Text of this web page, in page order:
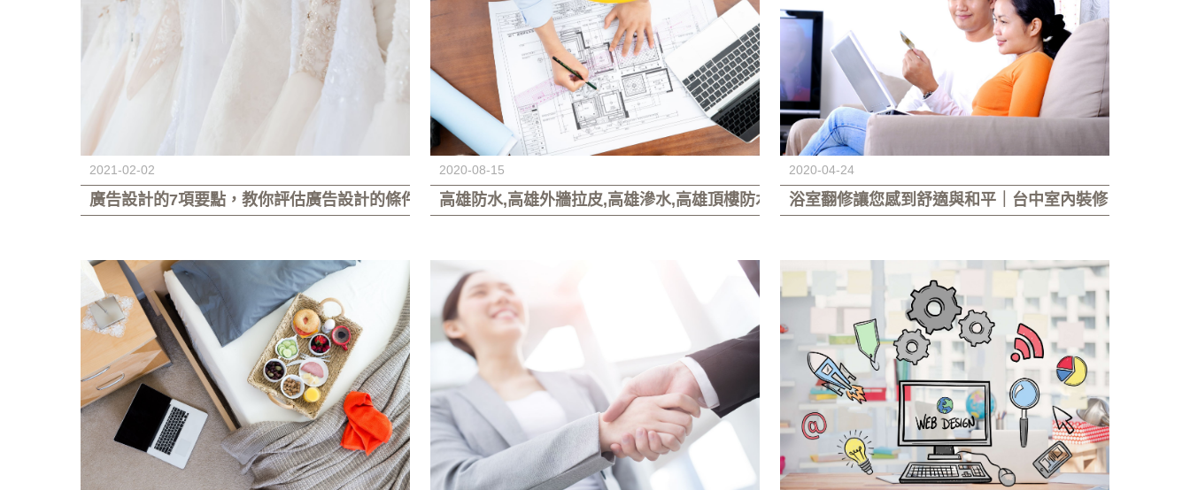
2021-02-02
廣告設計的7項要點，教你評估廣告設計的條件
2020-08-15
高雄防水,高雄外牆拉皮,高雄滲水,高雄頂樓防水
2020-04-24
浴室翻修讓您感到舒適與和平｜台中室內裝修